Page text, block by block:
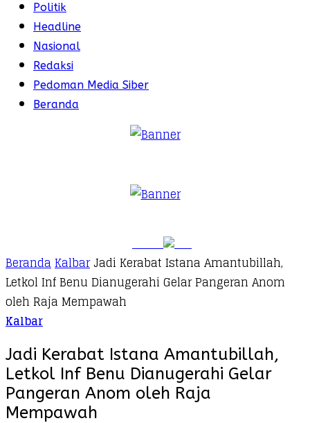
Politik
Headline
Nasional
Redaksi
Pedoman Media Siber
Beranda
BerandaKalbarJadi Kerabat Istana Amantubillah,
Letkol Inf Benu Dianugerahi Gelar Pangeran Anom
oleh Raja Mempawah
Kalbar
Jadi Kerabat Istana Amantubillah,
Letkol Inf Benu Dianugerahi Gelar
Pangeran Anom oleh Raja
Mempawah